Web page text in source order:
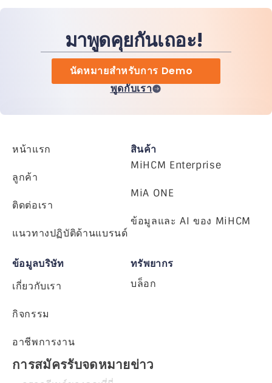
มาพูดคุยกันเถอะ!
นัดหมายสำหรับการ Demo
พูดกับเรา
หน้าแรก
ลูกค้า
ติดต่อเรา
แนวทางปฏิบัติด้านแบรนด์
สินค้า
MiHCM Enterprise
MiA ONE
ข้อมูลและ AI ของ MiHCM
ข้อมูลบริษัท
เกี่ยวกับเรา
กิจกรรม
อาชีพการงาน
ทรัพยากร
บล็อก
การสมัครรับจดหมายข่าว